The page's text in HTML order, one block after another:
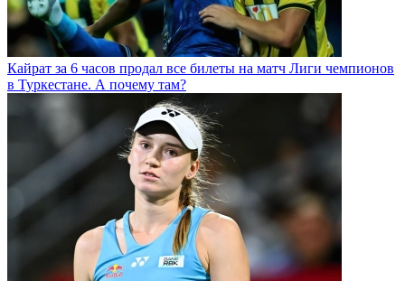
Кайрат за 6 часов продал все билеты на матч Лиги чемпионов
в Туркестане. А почему там?